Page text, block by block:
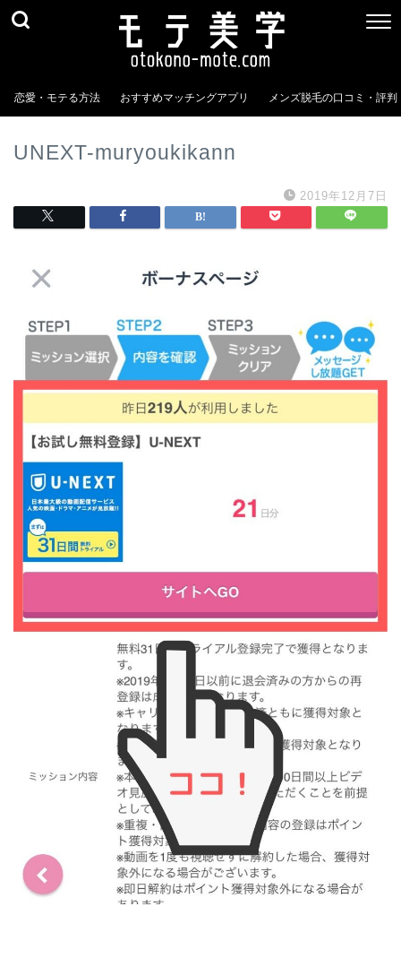
恋愛・モテる方法 おすすめマッチングアプリ メンズ脱毛の口コミ・評判
UNEXT-muryoukikann
2019年12月7日